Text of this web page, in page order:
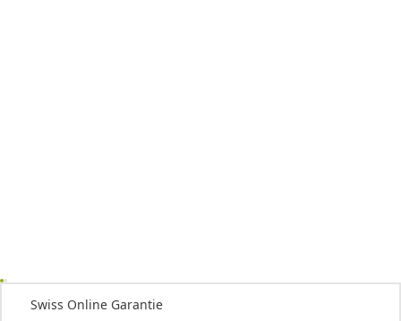
Swiss Online Garantie